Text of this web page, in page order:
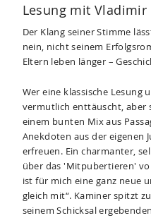
Lesung mit Vladimir
Der Klang seiner Stimme
nein, nicht seinem
Eltern leben länger –
Wer eine klassische
vermutlich enttäuscht, aber
einem bunten Mix aus
Anekdoten aus der eigenen
erfreuen. Ein charmanter,
über das 'Mitpubertieren'
ist für mich eine ganz neue
gleich mit“. Kaminer spitzt
seinem Schicksal